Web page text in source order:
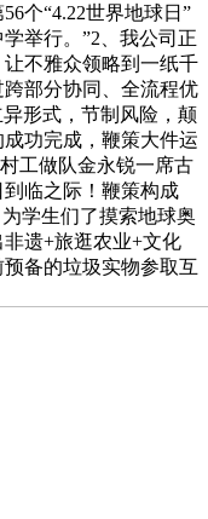
个“4.22世界地球日”
举行。”2、我公司正
不雅众领略到一纸千
部分协同、全流程优
形式，节制风险，颠
功完成，鞭策大件运
工做队金永锐一席古
临之际！鞭策构成
学生们了摸索地球奥
遗+旅逛农业+文化
备的垃圾实物参取互